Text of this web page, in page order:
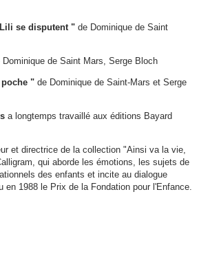
se disputent "de Dominique de Saint
de Saint Mars, Serge Bloch
"de Dominique de Saint-Mars et Serge
a longtemps travaillé aux éditions Bayard
et directrice de la collection "Ainsi va la vie,
qui aborde les émotions, les sujets de
des enfants et incite au dialogue
en 1988 le Prix de la Fondation pour l'Enfance.